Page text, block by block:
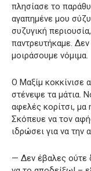
πλησίασε το
αγαπημένε μου
συζυγική
παντρευτήκαμε.
μοιράσουμε νόμιμα.
Ο Μαξίμ κοκκίνισε
στένεψε τα μάτια.
αφελές κορίτσι,
Σκόπευε να τον
ιδρώσει για να την
— Δεν έβαλες ούτε